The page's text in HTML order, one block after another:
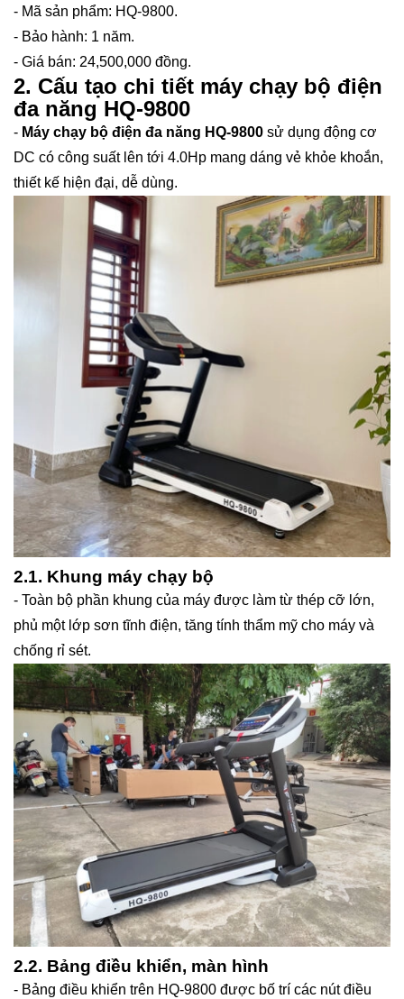
- Mã sản phẩm: HQ-9800.
- Bảo hành: 1 năm.
- Giá bán: 24,500,000 đồng.
2. Cấu tạo chi tiết máy chạy bộ điện
đa năng HQ-9800
- Máy chạy bộ điện đa năng HQ-9800 sử dụng động cơ
DC có công suất lên tới 4.0Hp mang dáng vẻ khỏe khoắn,
thiết kế hiện đại, dễ dùng.
2.1. Khung máy chạy bộ
- Toàn bộ phần khung của máy được làm từ thép cỡ lớn,
phủ một lớp sơn tĩnh điện, tăng tính thẩm mỹ cho máy và
chống rỉ sét.
2.2. Bảng điều khiển, màn hình
- Bảng điều khiển trên HQ-9800 được bố trí các nút điều